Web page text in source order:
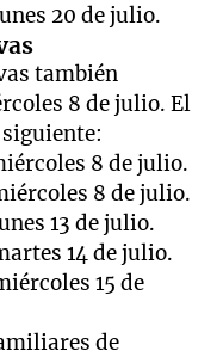
20 de julio.
también
8 de julio. El
8 de julio.
8 de julio.
13 de julio.
14 de julio.
15 de
de